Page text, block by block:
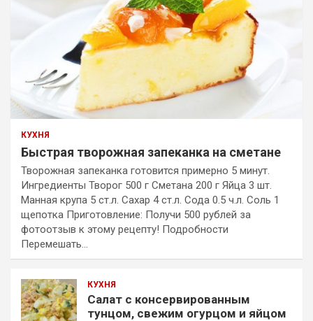
КУХНЯ
Быстрая творожная запеканка на сметане
Творожная запеканка готовится примерно 5 минут.
Ингредиенты Творог 500 г Сметана 200 г Яйца 3 шт.
Манная крупа 5 ст.л. Сахар 4 ст.л. Сода 0.5 ч.л. Соль 1
щепотка Приготовление: Получи 500 рублей за
фотоотзыв к этому рецепту! Подробности
Перемешать…
КУХНЯ
Салат с консервированным
тунцом, свежим огурцом и яйцом